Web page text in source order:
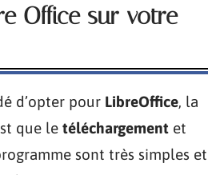
Office sur votre
d’opter pour LibreOffice, la
que le téléchargement et
sont très simples et